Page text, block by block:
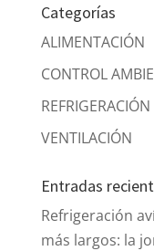
Categorías
ALIMENTACIÓN
CONTROL
REFRIGERACIÓN
VENTILACIÓN
Entradas
Refrigeración
más largos: la